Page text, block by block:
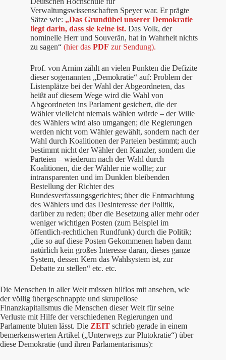
Verwaltungswissenschaften Speyer war. Er prägte
Sätze wie: „Das Grundübel unserer Demokratie
liegt darin, dass sie keine ist. Das Volk, der
nominelle Herr und Souverän, hat in Wahrheit nichts
zu sagen“ (hier das PDF zur Sendung).
Prof. von Arnim zählt an vielen Punkten die Defizite
dieser sogenannten „Demokratie“ auf: Problem der
Listenplätze bei der Wahl der Abgeordneten, das
heißt auf diesem Wege wird die Wahl von
Abgeordneten ins Parlament gesichert, die der
Wähler vielleicht niemals wählen würde – der Wille
des Wählers wird also umgangen; die Regierungen
werden nicht vom Wähler gewählt, sondern nach der
Wahl durch Koalitionen der Parteien bestimmt; auch
bestimmt nicht der Wähler den Kanzler, sondern die
Parteien – wiederum nach der Wahl durch
Koalitionen, die der Wähler nie wollte; zur
intransparenten und im Dunklen bleibenden
Bestellung der Richter des
Bundesverfassungsgerichtes; über die Entmachtung
des Wählers und das Desinteresse der Politik,
darüber zu reden; über die Besetzung aller mehr oder
weniger wichtigen Posten (zum Beispiel im
öffentlich-rechtlichen Rundfunk) durch die Politik;
„die so auf diese Posten Gekommenen haben dann
natürlich kein großes Interesse daran, dieses ganze
System, dessen Kern das Wahlsystem ist, zur
Debatte zu stellen“ etc. etc.
Die Menschen in aller Welt müssen hilflos mit ansehen, wie
der völlig übergeschnappte und skrupellose
Finanzkapitalismus die Menschen dieser Welt für seine
Verluste mit Hilfe der verschiedenen Regierungen und
Parlamente bluten lässt. Die ZEIT schrieb gerade in einem
bemerkenswerten Artikel („Unterwegs zur Plutokratie“) über
diese Demokratie (und ihren Parlamentarismus):